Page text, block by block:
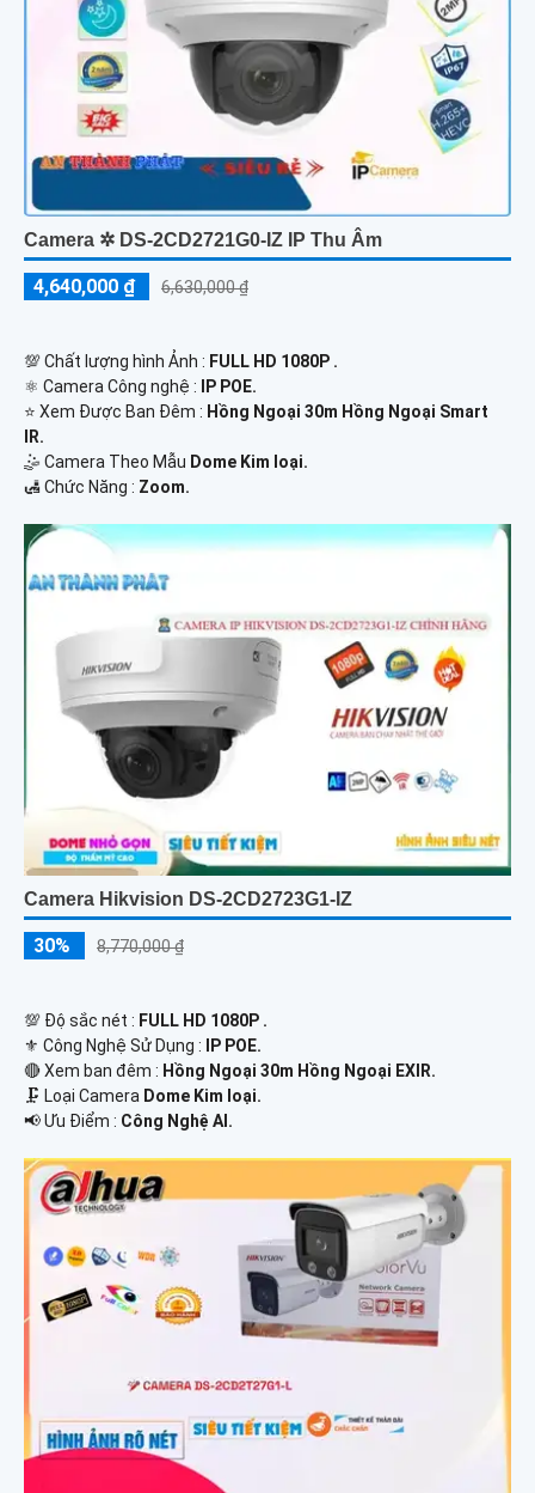
Camera ✲ DS-2CD2721G0-IZ IP Thu Âm
4,640,000 ₫ 6,630,000 ₫
💯 Chất lượng hình Ảnh : FULL HD 1080P .
⚛️ Camera Công nghệ :
IP POE.
⭐ Xem Được Ban Đêm : Hồng Ngoại 30m Hồng Ngoại Smart
IR.
🤹 Camera Theo Mẫu Dome Kim loại.
️🛃 Chức Năng : Zoom.
Camera Hikvision DS-2CD2723G1-IZ
30% 8,770,000 ₫
💯 Độ sắc nét : FULL HD 1080P .
⚜️ Công Nghệ Sử Dụng : IP POE.
🔴 Xem ban đêm : Hồng Ngoại 30m Hồng Ngoại EXIR.
🗜️ Loại Camera Dome Kim loại.
️📢 Ưu Điểm : Công Nghệ AI.